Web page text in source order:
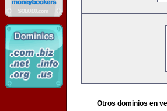
Otros dominios en